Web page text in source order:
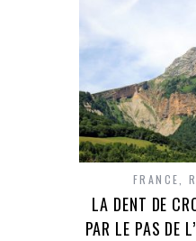
FRANCE ,
LA DENT DE
PAR LE PAS DE